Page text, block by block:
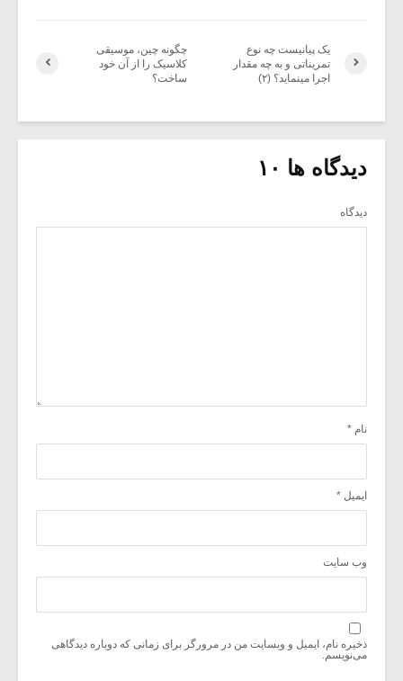
چگونه چین، موسیقی
کلاسیک را از آن خود
ساخت؟
یک پیانیست چه نوع
تمریناتی و به چه مقدار
اجرا مینماید؟ (۲)
دیدگاه ها ۱۰
دیدگاه
نام *
ایمیل *
وب‌ سایت
ذخیره نام، ایمیل و وبسایت من در مرورگر برای زمانی که دوباره دیدگاهی
می‌نویسم.